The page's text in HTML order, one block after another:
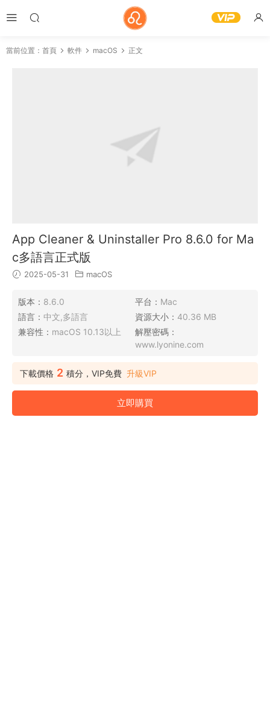
當前位置： 首頁 軟件 macOS 正文
App Cleaner & Uninstaller Pro 8.6.0 for Ma
c多語言正式版
2025-05-31 macOS
版本： 8.6.0 平台： Mac
語言： 中文,多語言 資源大小： 40.36 MB
兼容性： macOS 10.13以上
解壓密碼：
www.lyonine.com
下載價格 2 積分，VIP免費 升級VIP
立即購買